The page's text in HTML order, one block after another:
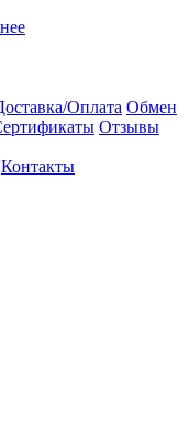
Оплата Обмен
Отзывы
Контакты